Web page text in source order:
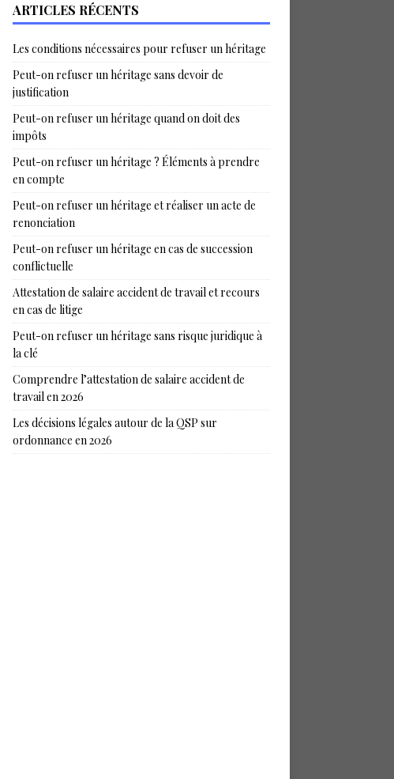
ARTICLES RÉCENTS
Les conditions nécessaires pour refuser un héritage
Peut-on refuser un héritage sans devoir de
justification
Peut-on refuser un héritage quand on doit des
impôts
Peut-on refuser un héritage ? Éléments à prendre
en compte
Peut-on refuser un héritage et réaliser un acte de
renonciation
Peut-on refuser un héritage en cas de succession
conflictuelle
Attestation de salaire accident de travail et recours
en cas de litige
Peut-on refuser un héritage sans risque juridique à
la clé
Comprendre l’attestation de salaire accident de
travail en 2026
Les décisions légales autour de la QSP sur
ordonnance en 2026